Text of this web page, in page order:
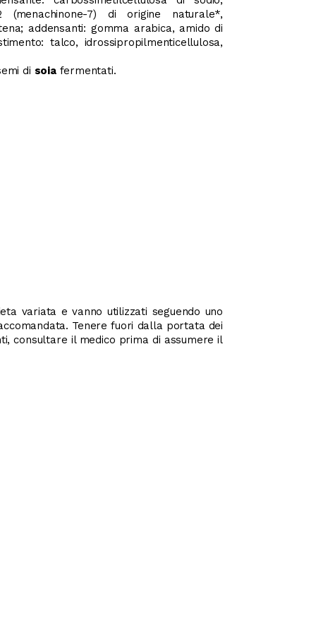
(menachinone-7) di origine naturale*,
addensanti: gomma arabica, amido di
talco, idrossipropilmenticellulosa,
di soiafermentati.
variata e vanno utilizzati seguendo uno
Tenere fuori dalla portata dei
consultare il medico prima di assumere il